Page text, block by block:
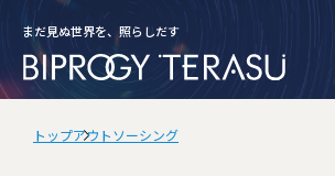
まだ見ぬ世界を、照らしだす
トップアウトソーシング